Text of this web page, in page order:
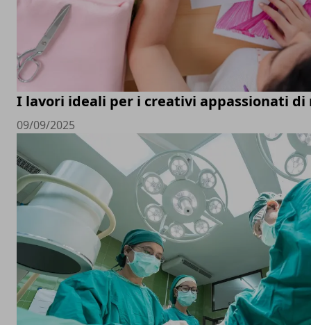
I lavori ideali per i creativi appassionati di
09/09/2025